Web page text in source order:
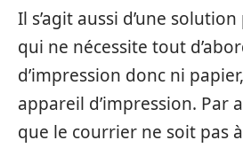
Il s’agit aussi d’une
qui ne nécessite tout
d’impression donc ni
appareil d’impression. Par
que le courrier ne soit pas